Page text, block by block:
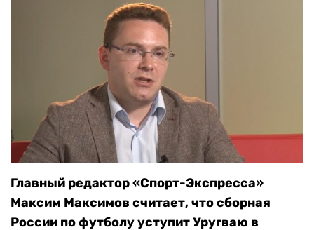
Главный редактор «Спорт-Экспресса»
Максим Максимов считает, что сборная
России по футболу уступит Уругваю в